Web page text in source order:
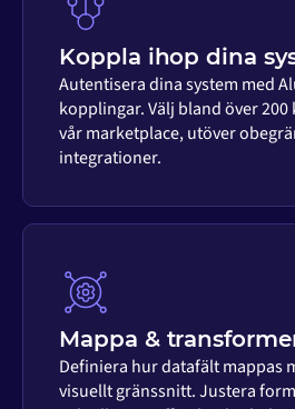
Koppla ihop dina
Autentisera dina system med
kopplingar. Välj bland över
vår marketplace, utöver
integrationer.
Mappa &
Definiera hur datafält mappas
visuellt gränssnitt. Justera